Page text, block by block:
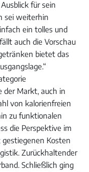
für sein
sei weiterhin
ein tolles und
auch die Vorschau
bietet das
der Markt, auch in
von kalorienfreien
zu funktionalen
die Perspektive im
Kosten
Zurückhaltender
Schließlich ging